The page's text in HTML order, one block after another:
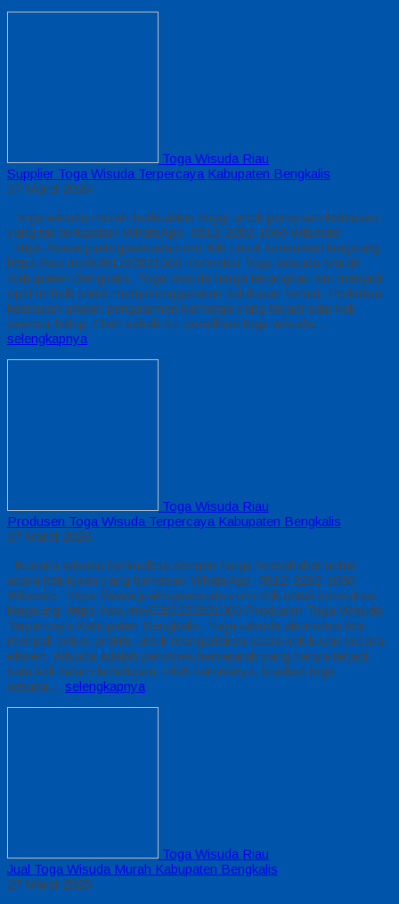
Toga Wisuda Riau
Supplier Toga Wisuda Terpercaya Kabupaten Bengkalis
27 Maret 2026
Toga wisuda murah berkualitas tinggi untuk perayaan kelulusan
yang tak terlupakan WhatsApp: 0812-2282-1060 Wibesite
: https://www.jualtogawisuda.com Klik untuk konsultasi langsung:
https://wa.me/6281222821060 Konveksi Toga Wisuda Murah
Kabupaten Bengkalis, Toga wisuda harga terjangkau kini menjadi
opsi terbaik untuk menyelenggarakan kelulusan hemat. Peristiwa
kelulusan adalah pengalaman berharga yang terjadi satu kali
seumur hidup. Oleh sebab itu, pemilihan toga wisuda…
selengkapnya
Toga Wisuda Riau
Produsen Toga Wisuda Terpercaya Kabupaten Bengkalis
27 Maret 2026
Busana wisuda berkualitas dengan harga bersahabat untuk
acara kelulusan yang berkesan WhatsApp: 0812-2282-1060
Wibesite : https://www.jualtogawisuda.com Klik untuk konsultasi
langsung: https://wa.me/6281222821060 Produsen Toga Wisuda
Terpercaya Kabupaten Bengkalis, Toga wisuda ekonomis kini
menjadi solusi praktis untuk mengadakan acara kelulusan secara
efisien. Wisuda adalah peristiwa bersejarah yang hanya terjadi
satu kali dalam kehidupan. Oleh karenanya, kualitas toga
wisuda… selengkapnya
Toga Wisuda Riau
Jual Toga Wisuda Murah Kabupaten Bengkalis
27 Maret 2026